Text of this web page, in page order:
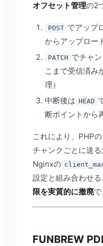
オフセット管理の2
POST でアップ
からアップロー
PATCH でチャ
こまで受信済み
理）
中断後は HEAD
断ポイントから
これにより、PHPの
チャンクごとに送る
Nginxの
設定と組み合わせる
限を実質的に撤廃で
FUNBREW